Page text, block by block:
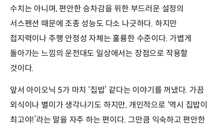
수치는 아니며, 편안한 승차감을 위한 부드러운 설정의
서스펜션 때문에 조종 성능도 다소 나긋하다. 하지만
접지력이나 주행 안정성 자체는 훌륭한 수준이다. 가볍게
돌아가는 느낌의 운전대도 일상에서는 장점으로 작용할
것이다.
앞서 아이오닉 5가 마치 ‘집밥’ 같다는 이야기를 꺼냈다. 가끔
외식이나 별미가 생각나기도 하지만, 개인적으로 ‘역시 집밥이
최고야!’라는 말을 자주 하는 편이다. 그만큼 익숙하고 편안한